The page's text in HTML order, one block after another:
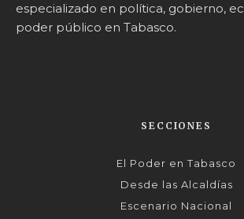
especializado en política, gobierno,
poder público en Tabasco.
SECCIONES
El Poder en Tabasco
Desde las Alcaldías
Escenario Nacional